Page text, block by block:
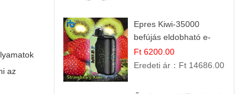
az
Epres Kiwi-35000
befújás eldobható e-
cigaretta
Ft 6200.00
Eredeti ár： Ft 14686.00